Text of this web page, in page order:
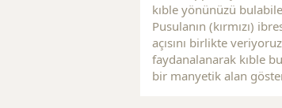
kıble yönünüzü
Pusulanın (kırmızı)
açısını birlikte
faydanalanarak kıble
bir manyetik alan